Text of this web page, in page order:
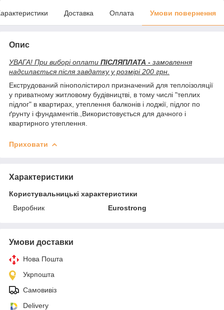
Доставка Оплата Умови повернення
Опис
УВАГА! При виборі оплати ПІСЛЯПЛАТА - замовлення
надсилається після завдатку у розмірі 200 грн.
Екструдований пінополістирол призначений для теплоізоляції
у приватному житловому будівництві, в тому числі "теплих
підлог" в квартирах, утеплення балконів і лоджії, підлог по
ґрунту і фундаментів.,Використовується для дачного і
квартирного утеплення.
Приховати
Характеристики
Користувальницькі характеристики
Виробник
Eurostrong
Умови доставки
Нова Пошта
Укрпошта
Самовивіз
Delivery